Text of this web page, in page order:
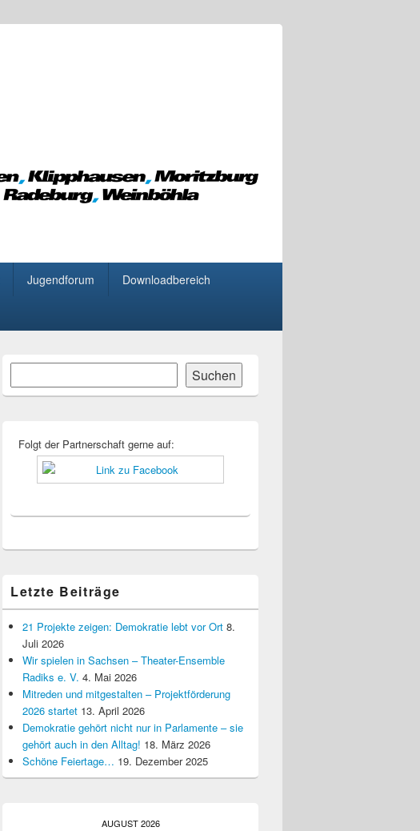
Jugendforum Downloadbereich
Primärer
Widgetbereich
Suchen
Folgt der Partnerschaft gerne auf:
Letzte Beiträge
21 Projekte zeigen: Demokratie lebt vor Ort 8.
Juli 2026
Wir spielen in Sachsen – Theater-Ensemble
Radiks e. V. 4. Mai 2026
Mitreden und mitgestalten – Projektförderung
2026 startet 13. April 2026
Demokratie gehört nicht nur in Parlamente – sie
gehört auch in den Alltag! 18. März 2026
Schöne Feiertage… 19. Dezember 2025
AUGUST 2026